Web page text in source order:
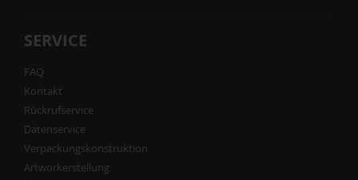
SERVICE
FAQ
Kontakt
Rückrufservice
Datenservice
Verpackungskonstruktion
Artworkerstellung